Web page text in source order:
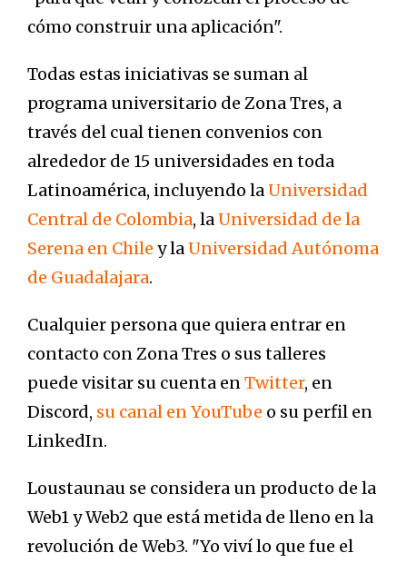
cómo construir una aplicación".
Todas estas iniciativas se suman al
programa universitario de Zona Tres, a
través del cual tienen convenios con
alrededor de 15 universidades en toda
Latinoamérica, incluyendo la Universidad
Central de Colombia, la Universidad de la
Serena en Chile y la Universidad Autónoma
de Guadalajara.
Cualquier persona que quiera entrar en
contacto con Zona Tres o sus talleres
puede visitar su cuenta en Twitter, en
Discord, su canal en YouTube o su perfil en
LinkedIn.
Loustaunau se considera un producto de la
Web1 y Web2 que está metida de lleno en la
revolución de Web3. "Yo viví lo que fue el